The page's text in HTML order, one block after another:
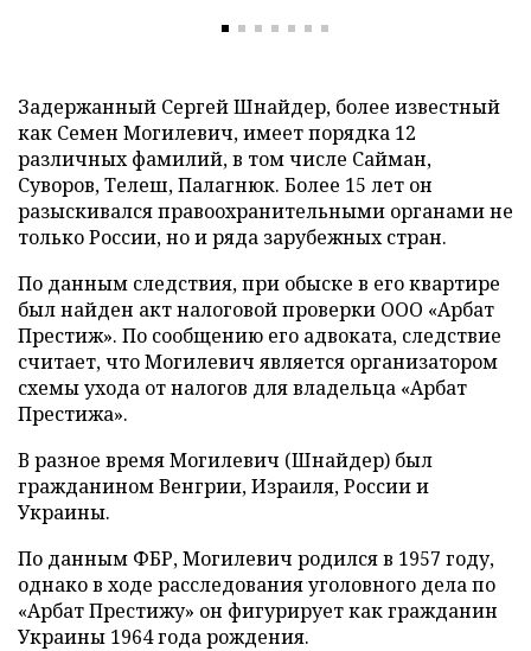
Задержанный Сергей Шнайдер, более известный
как Семен Могилевич, имеет порядка 12
различных фамилий, в том числе Сайман,
Суворов, Телеш, Палагнюк. Более 15 лет он
разыскивался правоохранительными органами не
только России, но и ряда зарубежных стран.
По данным следствия, при обыске в его квартире
был найден акт налоговой проверки ООО «Арбат
Престиж». По сообщению его адвоката, следствие
считает, что Могилевич является организатором
схемы ухода от налогов для владельца «Арбат
Престижа».
В разное время Могилевич (Шнайдер) был
гражданином Венгрии, Израиля, России и
Украины.
По данным ФБР, Могилевич родился в 1957 году,
однако в ходе расследования уголовного дела по
«Арбат Престижу» он фигурирует как гражданин
Украины 1964 года рождения.